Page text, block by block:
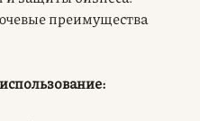
преимущества